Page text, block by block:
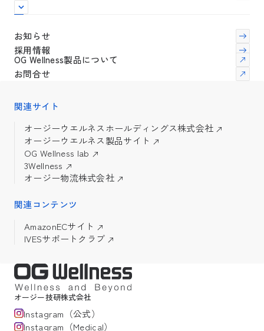
オージー技研株式会社
Instagram（公式）
Instagram（Medical）
お知らせ
採用情報
OG Wellness製品について
お問合せ
関連サイト
オージーウエルネスホールディングス株式会社
オージーウエルネス製品サイト
OG Wellness lab
3Wellness
オージー物流株式会社
関連コンテンツ
AmazonECサイト
IVESサポートクラブ